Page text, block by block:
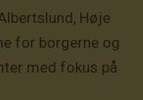
Høje
for borgerne og
med fokus på